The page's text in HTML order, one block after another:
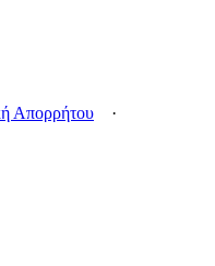
Απορρήτου
·